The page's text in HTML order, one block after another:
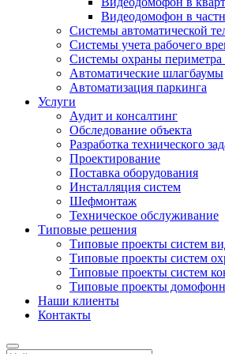
Видеодомофон в
Системы автоматической
Системы учета рабочего
Системы охраны периметра
Автоматические шлагбаумы
Автоматизация паркинга
Услуги
Аудит и консалтинг
Обследование объекта
Разработка технического
Проектирование
Поставка оборудования
Инсталляция систем
Шефмонтаж
Техническое обслуживание
Типовые решения
Типовые проекты систем
Типовые проекты систем
Типовые проекты систем
Типовые проекты
Наши клиенты
Контакты